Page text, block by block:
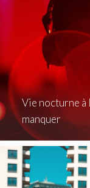
Vie nocturne à
manquer